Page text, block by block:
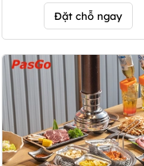
Đặt chỗ ngay